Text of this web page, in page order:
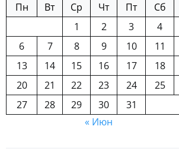
Пн
Вт Ср Чт Пт Сб
1
2 3 4
6
7 8 9 10 11
13
14 15 16 17 18
20
21 22 23 24 25
27
28 29 30
31
« Июн